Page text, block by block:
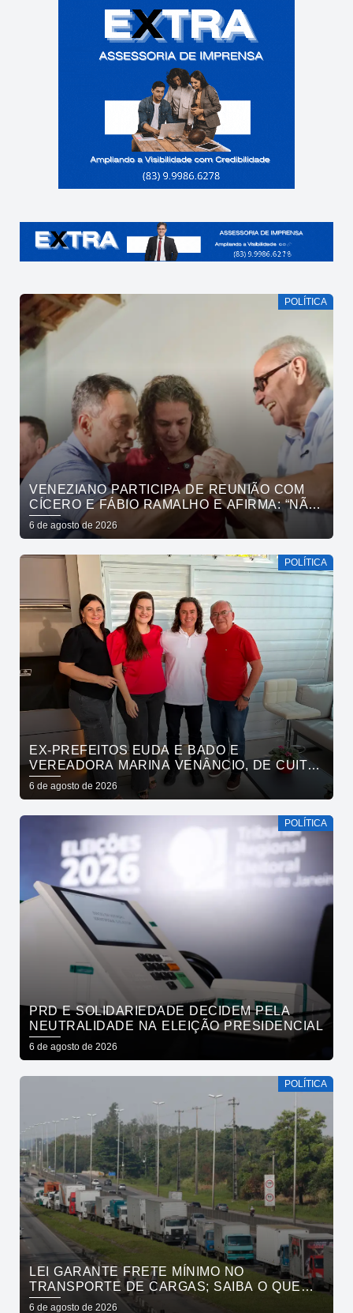
POLÍTICA
VENEZIANO PARTICIPA DE REUNIÃO COM
CÍCERO E FÁBIO RAMALHO E AFIRMA: “NÃO
ESTAMOS COMPRANDO CONSCIÊNCIAS,
MAS MOSTRANDO TRABALHO
6 de agosto de 2026
POLÍTICA
EX-PREFEITOS EUDA E BADO E
VEREADORA MARINA VENÂNCIO, DE CUITÉ,
REAFIRMAM APOIO A CÍCERO, VENEZIANO E
ANDRÉ GADELHA
6 de agosto de 2026
POLÍTICA
PRD E SOLIDARIEDADE DECIDEM PELA
NEUTRALIDADE NA ELEIÇÃO PRESIDENCIAL
6 de agosto de 2026
POLÍTICA
LEI GARANTE FRETE MÍNIMO NO
TRANSPORTE DE CARGAS; SAIBA O QUE
MUDA
6 de agosto de 2026